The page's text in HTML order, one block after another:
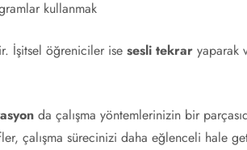
kullanmak
İşitsel öğreniciler isesesli tekrar yaparak
da çalışma yöntemlerinizin bir
çalışma sürecinizi daha eğlenceli hale